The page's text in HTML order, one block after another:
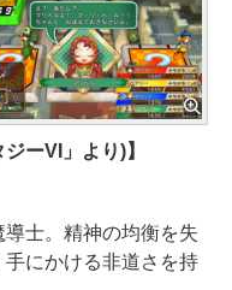
ーVI」より)】
士。精神の均衡を失
にかける非道さを持